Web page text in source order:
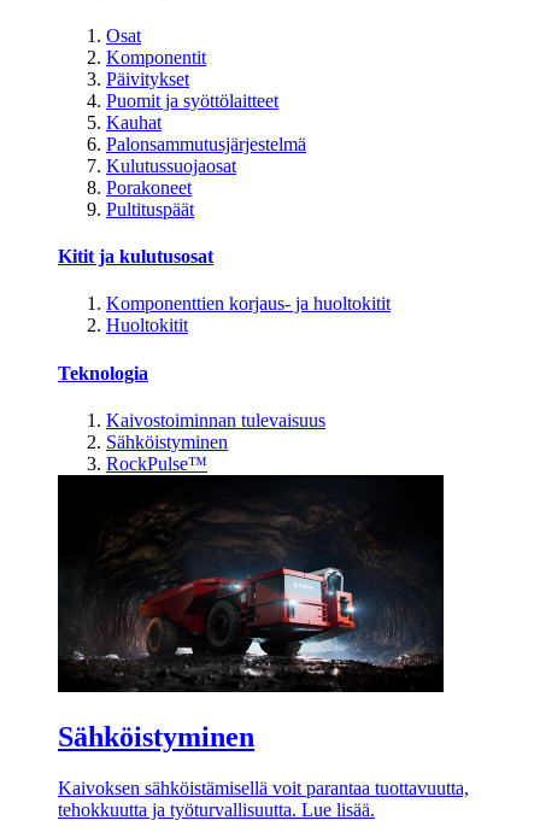
Osat
Komponentit
Päivitykset
Puomit ja syöttölaitteet
Kauhat
Palonsammutusjärjestelmä
Kulutussuojaosat
Porakoneet
Pultituspäät
Kitit ja kulutusosat
Komponenttien korjaus- ja huoltokitit
Huoltokitit
Teknologia
Kaivostoiminnan tulevaisuus
Sähköistyminen
RockPulse™
Sähköistyminen
Kaivoksen sähköistämisellä voit parantaa tuottavuutta,
tehokkuutta ja työturvallisuutta. Lue lisää.